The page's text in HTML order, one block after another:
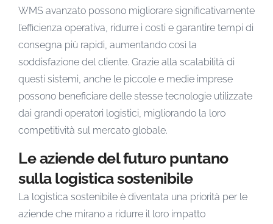
WMS avanzato possono migliorare significativamente
l’efficienza operativa, ridurre i costi e garantire tempi di
consegna più rapidi, aumentando così la
soddisfazione del cliente. Grazie alla scalabilità di
questi sistemi, anche le piccole e medie imprese
possono beneficiare delle stesse tecnologie utilizzate
dai grandi operatori logistici, migliorando la loro
competitività sul mercato globale.
Le aziende del futuro puntano
sulla logistica sostenibile
La logistica sostenibile è diventata una priorità per le
aziende che mirano a ridurre il loro impatto